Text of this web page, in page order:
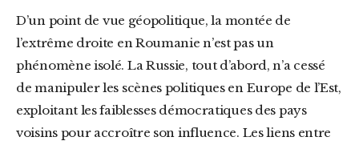
D’un point de vue géopolitique, la montée de
l’extrême droite en Roumanie n’est pas un
phénomène isolé. La Russie, tout d’abord, n’a cessé
de manipuler les scènes politiques en Europe de l’Est,
exploitant les faiblesses démocratiques des pays
voisins pour accroître son influence. Les liens entre